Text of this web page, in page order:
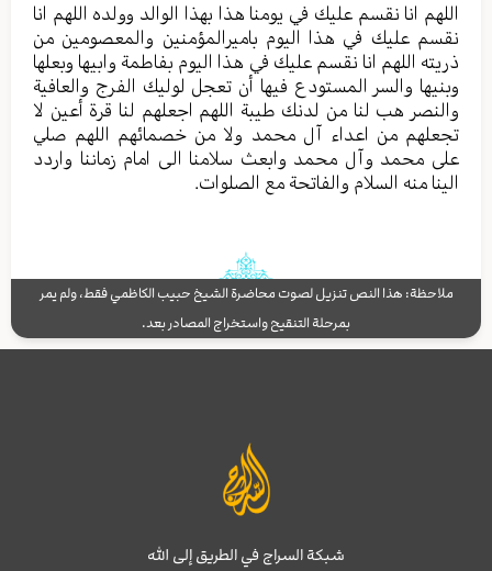
اللهم انا نقسم عليك في يومنا هذا بهذا الوالد وولده اللهم انا
نقسم عليك في هذا اليوم باميرالمؤمنين والمعصومين من
ذريته اللهم انا نقسم عليك في هذا اليوم بفاطمة وابيها وبعلها
وبنيها والسر المستودع فيها أن تعجل لوليك الفرج والعافية
والنصر هب لنا من لدنك طيبة اللهم اجعلهم لنا قرة أعين لا
تجعلهم من اعداء آل محمد ولا من خصمائهم اللهم صلي
على محمد وآل محمد وابعث سلامنا الى امام زماننا واردد
الينا منه السلام والفاتحة مع الصلوات.
ملاحظة: هذا النص تنزيل لصوت محاضرة الشيخ حبيب الكاظمي فقط، ولم يمر
بمرحلة التنقيح واستخراج المصادر بعد.
شبكة السراج في الطريق إلى الله